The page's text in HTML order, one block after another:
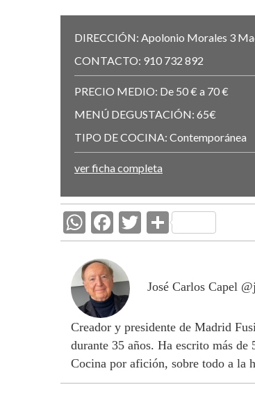
DIRECCIÓN: Apolonio Morales 3
CONTACTO: 910 732 892
PRECIO MEDIO: De 50 € a 70 €
MENÚ DEGUSTACIÓN: 65€
TIPO DE COCINA: Contemporánea
ver ficha completa
W
h
at
s
A
p
p
F
ac
e
b
o
o
k
T
w
er
C
o
p
ti
r
José Carlos Capel
Creador y presidente de Madrid
durante 35 años. Ha escrito más
Cocina por afición, sobre todo a la